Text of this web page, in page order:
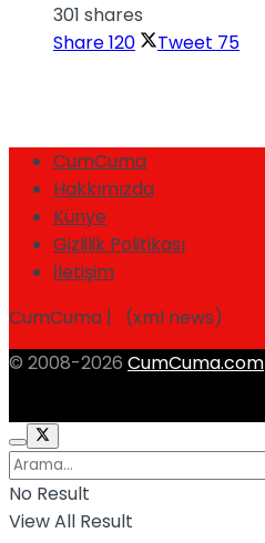
301 shares
Share120 Tweet 75
CumCuma
Hakkımızda
Künye
Gizlilik Politikası
İletişim
CumCuma | (xml news)
© 2008-2026 CumCuma.com
No Result
View All Result